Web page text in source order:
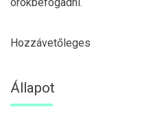
Hozzávetőleges
Állapot